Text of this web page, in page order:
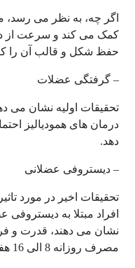
اگر چه، به نظر می
کمک می کند و سرعت از
حفظ شکل و قالب آن را
– گرفتگی عضلات
تحقیقات اولیه نشان می
درمان های همودیالیز
دهد.
– دیستروفی عضلانی
تحقیقات اخیر در مورد
افراد مبتلا به
نشان می دهند، قدرت و
مصرف روزانه 8 الی 16 هفته ای بهتر می شود.